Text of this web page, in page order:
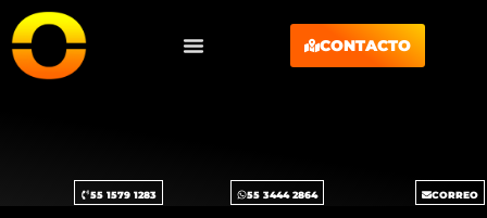
CONTACTO
55 1579 1283 55 3444 2864 CORREO